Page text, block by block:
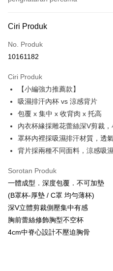
Kad Kredit (Bayaran Penuh)
Pengambilan di Kedai Serbaneka
Pemindahan ATM
Pilihan Penghantaran
全家取貨付款
NT$60/pesanan | Penghantaran
NT$999 atau lebih
付款後全家取貨
NT$60/pesanan | Penghantaran
NT$999 atau lebih
711取貨付款
NT$60/pesanan | Penghantaran
NT$999 atau lebih
Ciri Produk
No. Produk
10161182
Ciri Produk
【小編強力推薦款】
吸濕排汗內杯 vs 涼感背片
包覆 x 集中 x 收背肉 x 托高
內衣杯緣採雕花蕾絲深V剪裁
罩杯內裡採吸濕排汗材質，透
背片採兩種不同面料，涼感吸
Sorotan Produk
一體成型．深度包覆．不可加墊
(B罩杯-厚墊 / C罩 均勻薄杯)
深V立體剪裁側壓集中有感
胸前蕾絲修飾胸型不空杯
4cm中脊心設計不壓迫胸骨